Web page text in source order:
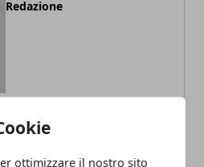
ottimizzare il nostro sito
Redazione